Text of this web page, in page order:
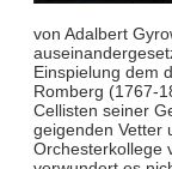
von Adalbert
Einspielung dem
Romberg (1767-
Cellisten seiner
geigenden Vetter
Orchesterkollege